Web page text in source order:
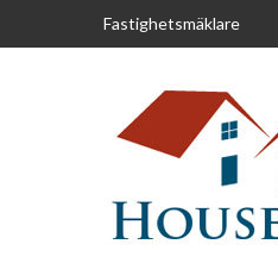
Fastighetsmäklare